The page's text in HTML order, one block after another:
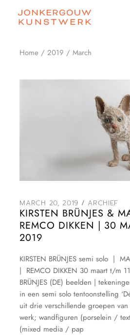
content
Home 2019 March
MARCH 20, 2019 ARCHIEF
KIRSTEN BRÜNJES &
REMCO DIKKEN | 30
2019
KIRSTEN BRÜNJES semi solo |
| REMCO DIKKEN 30 maart t/m
BRÜNJES (DE) beelden |
in een semi solo tentoonstelling
uit drie verschillende groepen van
werk; wandfiguren (porselein /
(mixed media / pap